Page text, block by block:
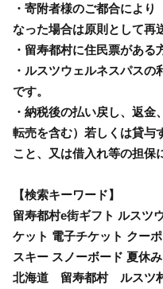
・寄附者様のご都合によ
なった場合は原則として再
・留寿都村に住民票がある
・ルスツウェルネスパス
です。
・納税後の払い戻し、返金
転売を含む）若しくは貸与
こと、又は借入れ等の担保
【検索キーワード】
留寿都村e街ギフト ルスツ
ケット 電子チケット クー
スキー スノーボード 夏休
北海道 留寿都村 ルスツ